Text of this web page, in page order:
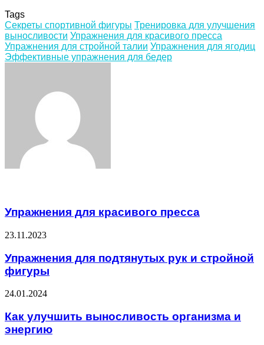
Tags
Секреты спортивной фигуры Тренировка для улучшения
выносливости Упражнения для красивого пресса
Упражнения для стройной талии Упражнения для ягодиц
Эффективные упражнения для бедер
Упражнения для красивого пресса
23.11.2023
Упражнения для подтянутых рук и стройной
фигуры
24.01.2024
Как улучшить выносливость организма и
энергию